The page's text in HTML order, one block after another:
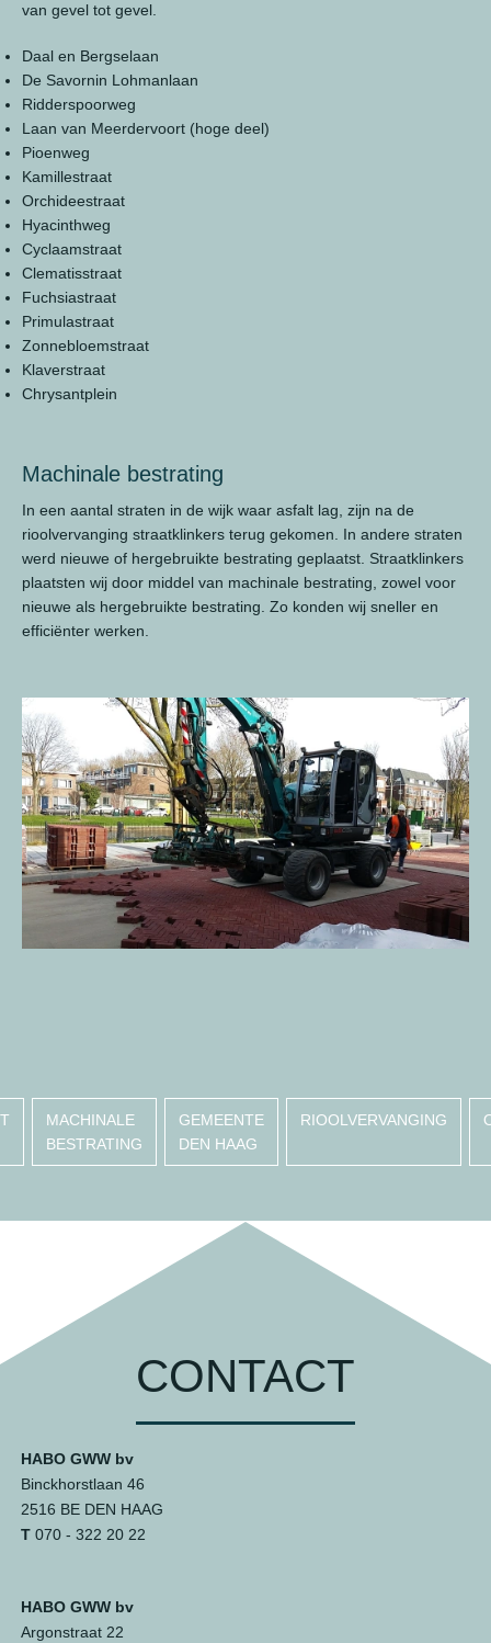
van gevel tot gevel.
Daal en Bergselaan
De Savornin Lohmanlaan
Ridderspoorweg
Laan van Meerdervoort (hoge deel)
Pioenweg
Kamillestraat
Orchideestraat
Hyacinthweg
Cyclaamstraat
Clematisstraat
Fuchsiastraat
Primulastraat
Zonnebloemstraat
Klaverstraat
Chrysantplein
Machinale bestrating
In een aantal straten in de wijk waar asfalt lag, zijn na de
rioolvervanging straatklinkers terug gekomen. In andere straten
werd nieuwe of hergebruikte bestrating geplaatst. Straatklinkers
plaatsten wij door middel van machinale bestrating, zowel voor
nieuwe als hergebruikte bestrating. Zo konden wij sneller en
efficiënter werken.
MACHINALE
BESTRATING
GEMEENTE
DEN HAAG
RIOOLVERVANGING
CONTACT
HABO GWW bv
Binckhorstlaan 46
2516 BE DEN HAAG
T070 - 322 20 22
HABO GWW bv
Argonstraat 22